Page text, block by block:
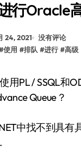
行Oracle
24, 2021
没有评论
使用 #排队 #进行 #高级
Queue？
中找不到具有